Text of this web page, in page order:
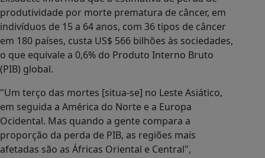
produtividade por morte prematura de câncer, em
indivíduos de 15 a 64 anos, com 36 tipos de câncer
em 180 países, custa US$ 566 bilhões às sociedades,
o que equivale a 0,6% do Produto Interno Bruto
(PIB) global.
"Um terço das mortes [situa-se] no Leste Asiático,
em seguida a América do Norte e a Europa
Ocidental. Mas quando a gente compara a
proporção da perda de PIB, as regiões mais
afetadas são as Áfricas Oriental e Central",